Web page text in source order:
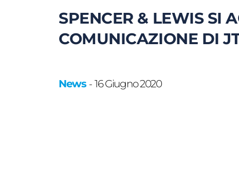
SPENCER & LEWIS SI
COMUNICAZIONE DI
News - 16 Giugno 2020